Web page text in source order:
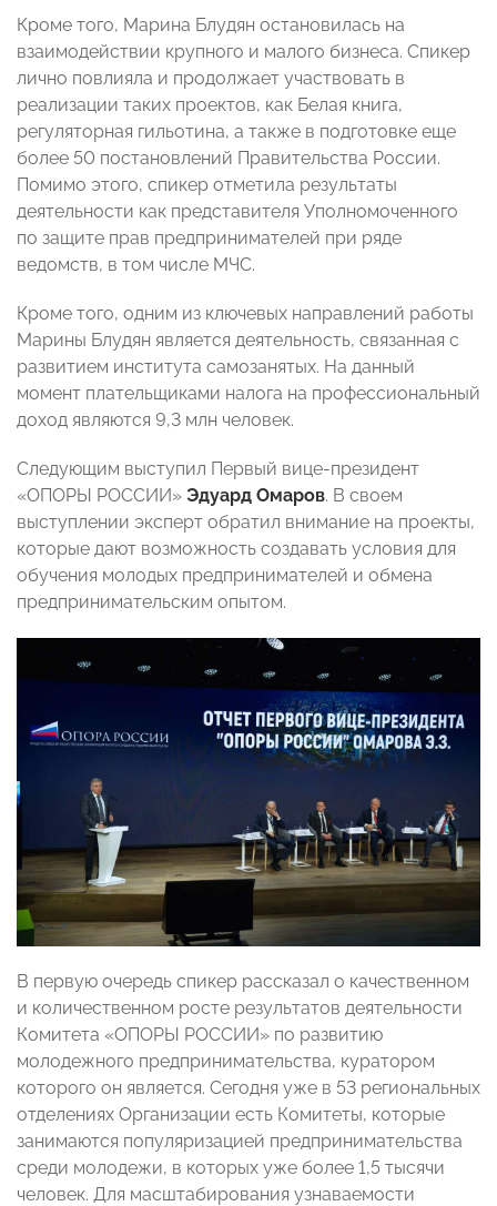
Кроме того, Марина Блудян остановилась на
взаимодействии крупного и малого бизнеса. Спикер
лично повлияла и продолжает участвовать в
реализации таких проектов, как Белая книга,
регуляторная гильотина, а также в подготовке еще
более 50 постановлений Правительства России.
Помимо этого, спикер отметила результаты
деятельности как представителя Уполномоченного
по защите прав предпринимателей при ряде
ведомств, в том числе МЧС.
Кроме того, одним из ключевых направлений работы
Марины Блудян является деятельность, связанная с
развитием института самозанятых. На данный
момент плательщиками налога на профессиональный
доход являются 9,3 млн человек.
Следующим выступил Первый вице-президент
«ОПОРЫ РОССИИ» Эдуард Омаров. В своем
выступлении эксперт обратил внимание на проекты,
которые дают возможность создавать условия для
обучения молодых предпринимателей и обмена
предпринимательским опытом.
В первую очередь спикер рассказал о качественном
и количественном росте результатов деятельности
Комитета «ОПОРЫ РОССИИ» по развитию
молодежного предпринимательства, куратором
которого он является. Сегодня уже в 53 региональных
отделениях Организации есть Комитеты, которые
занимаются популяризацией предпринимательства
среди молодежи, в которых уже более 1,5 тысячи
человек. Для масштабирования узнаваемости